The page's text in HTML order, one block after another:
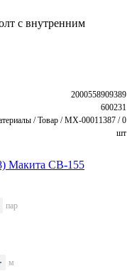
с внутренним
2000558909389
600231
/ Товар / MX-00011387 / 0
шт
Макита CB-155
пар
м